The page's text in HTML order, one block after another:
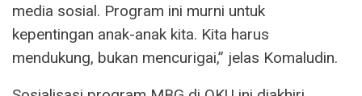
media sosial. Program ini murni untuk
kepentingan anak-anak kita. Kita harus
mendukung, bukan mencurigai,” jelas Komaludin.